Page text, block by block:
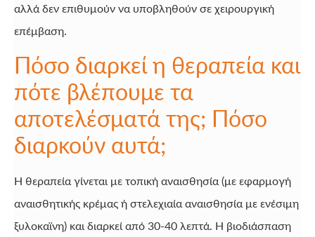
αλλά δεν επιθυμούν να υποβληθούν σε χειρουργική
επέμβαση.
Πόσο διαρκεί η θεραπεία και
πότε βλέπουμε τα
αποτελέσματά της; Πόσο
διαρκούν αυτά;
Η θεραπεία γίνεται με τοπική αναισθησία (με εφαρμογή
αναισθητικής κρέμας ή στελεχιαία αναισθησία με ενέσιμη
ξυλοκαϊνη) και διαρκεί από 30-40 λεπτά. Η βιοδιάσπαση